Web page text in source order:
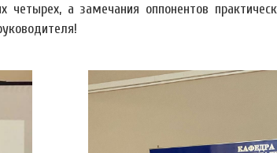
а замечания оппонентов